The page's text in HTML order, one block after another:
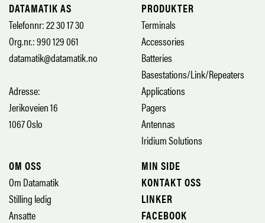
DATAMATIK AS
Telefonnr: 22 30 17 30
Org.nr.: 990 129 061
datamatik@datamatik.no
Adresse:
Jerikoveien 16
1067 Oslo
PRODUKTER
Terminals
Accessories
Batteries
Basestations/Link/Repeaters
Applications
Pagers
Antennas
Iridium Solutions
OM OSS
Om Datamatik
Stilling ledig
Ansatte
MIN SIDE
KONTAKT OSS
LINKER
FACEBOOK